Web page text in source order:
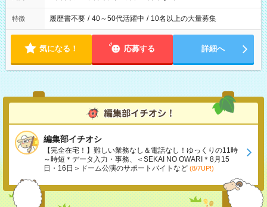
特徴 履歴書不要 / 40～50代活躍中 / 10名以上の大量募集
気になる！ 応募する 詳細へ
編集部イチオシ
【完全在宅！】難しい業務なし＆電話なし！ゆっくりの11時
～時短＊データ入力・事務、＜SEKAI NO OWARI＊8月15
日・16日＞ドーム公演のサポートバイトなど (8/7UP!)